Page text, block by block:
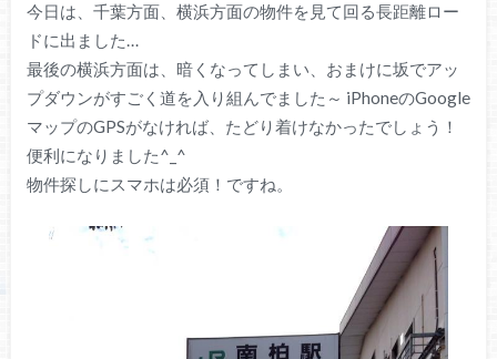
今日は、千葉方面、横浜方面の物件を見て回る長距離ロー
ドに出ました…
最後の横浜方面は、暗くなってしまい、おまけに坂でアッ
プダウンがすごく道を入り組んでました～ iPhoneのGoogle
マップのGPSがなければ、たどり着けなかったでしょう！
便利になりました^_^
物件探しにスマホは必須！ですね。